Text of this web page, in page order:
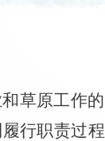
草原工作
行职责过